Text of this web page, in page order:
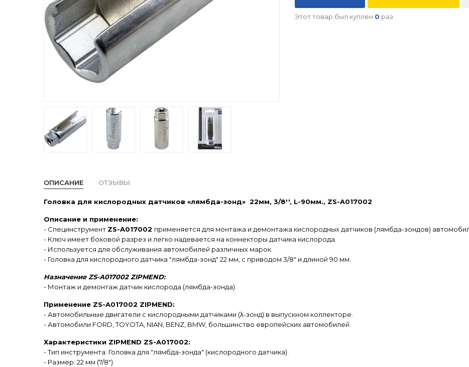
Этот товар был куплен 0 раз
ОПИСАНИЕ ОТЗЫВЫ
Головка для кислородных датчиков «лямбда-зонд» 22мм, 3/8'', L-90мм., ZS-A017002
Описание и применение:
- Специнструмент ZS-A017002 применяется для монтажа и демонтажа кислородных датчиков (лямбда-зондов)
- Ключ имеет боковой разрез и легко надевается на коннекторы датчика кислорода.
- Используется для обслуживания автомобилей различных марок.
- Головка для кислородного датчика "лямбда-зонд" 22 мм, с приводом 3/8" и длиной 90 мм.
Назначение ZS-A017002 ZIPMEND:
- Монтаж и демонтаж датчик кислорода (лямбда-зонда).
Применение ZS-A017002 ZIPMEND:
- Автомобильные двигатели с кислородными датчиками (λ-зонд) в выпускном коллекторе.
- Автомобили FORD, TOYOTA, NIAN, BENZ, BMW, большинство европейских автомобилей.
Характеристики ZIPMEND ZS-A017002:
- Тип инструмента: Головка для "лямбда-зонда" (кислородного датчика).
- Размер: 22 мм (7/8").